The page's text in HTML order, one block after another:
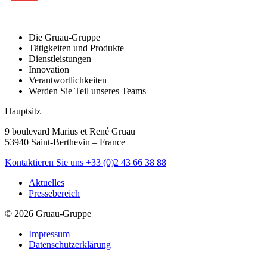
Die Gruau-Gruppe
Tätigkeiten und Produkte
Dienstleistungen
Innovation
Verantwortlichkeiten
Werden Sie Teil unseres Teams
Hauptsitz
9 boulevard Marius et René Gruau
53940 Saint-Berthevin – France
Kontaktieren Sie uns +33 (0)2 43 66 38 88
Aktuelles
Pressebereich
© 2026 Gruau-Gruppe
Impressum
Datenschutzerklärung